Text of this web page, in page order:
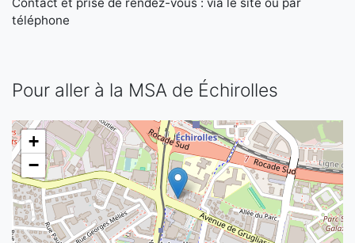
téléphone
Pour aller à la MSA de Échirolles
+
−